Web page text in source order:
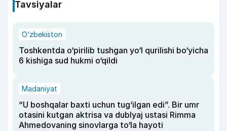
Tavsiyalar
O‘zbekiston
Toshkentda o‘pirilib tushgan yo‘l qurilishi bo‘yicha
6 kishiga sud hukmi o‘qildi
Madaniyat
“U boshqalar baxti uchun tug‘ilgan edi”. Bir umr
otasini kutgan aktrisa va dublyaj ustasi Rimma
Ahmedovaning sinovlarga to‘la hayoti